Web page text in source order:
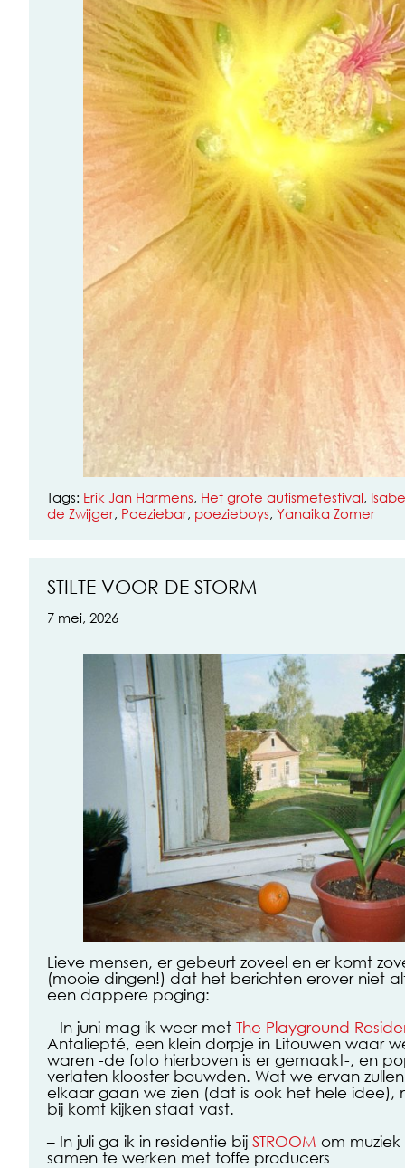
Tags: Erik Jan Harmens, Het grote autismefestival,
de Zwijger, Poeziebar, poezieboys, Yanaika Zomer
STILTE VOOR DE STORM
7 mei, 2026
Lieve mensen, er gebeurt zoveel en er komt
(mooie dingen!) dat het berichten erover niet
een dappere poging:
– In juni mag ik weer met The Playground
Antaliepté, een klein dorpje in Litouwen waar
waren -de foto hierboven is er gemaakt-, en
verlaten klooster bouwden. Wat we ervan
elkaar gaan we zien (dat is ook het hele idee),
bij komt kijken staat vast.
– In juli ga ik in residentie bij STROOM om
samen te werken met toffe producers